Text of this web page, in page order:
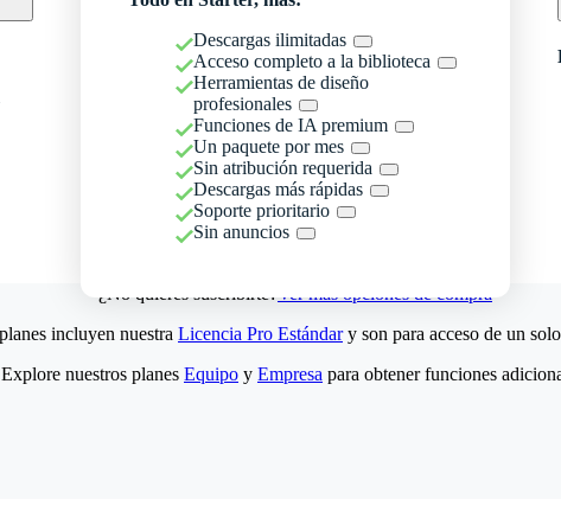
Descargas ilimitadas
Acceso completo a la biblioteca
Herramientas de diseño
profesionales
Funciones de IA premium
Un paquete por mes
Sin atribución requerida
Descargas más rápidas
Soporte prioritario
Sin anuncios
¿No quieres suscribirte?Ver más opciones de compra
incluyen nuestra Licencia Pro Estándary son para acceso de un
Explore nuestros planes Equipo y Empresa para obtener funciones